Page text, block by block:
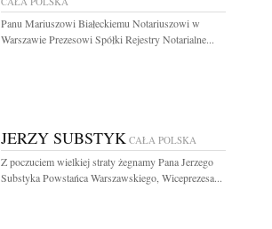
Panu Mariuszowi Białeckiemu Notariuszowi w
Warszawie Prezesowi Spółki Rejestry Notarialne...
JERZY SUBSTYK CAŁA POLSKA
Z poczuciem wielkiej straty żegnamy Pana Jerzego
Substyka Powstańca Warszawskiego, Wiceprezesa...